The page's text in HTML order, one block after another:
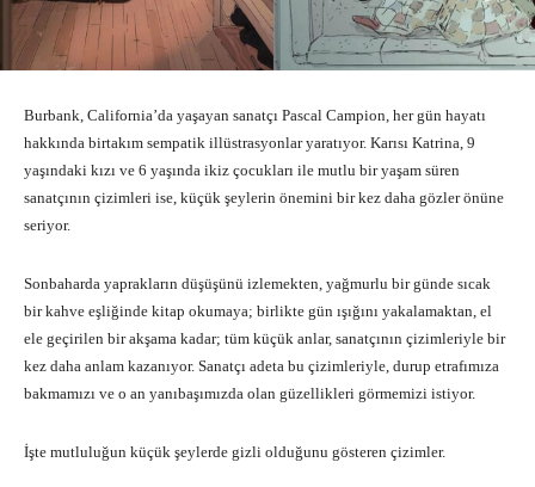
Burbank, California’da yaşayan sanatçı Pascal Campion, her gün hayatı
hakkında birtakım sempatik illüstrasyonlar yaratıyor. Karısı Katrina, 9
yaşındaki kızı ve 6 yaşında ikiz çocukları ile mutlu bir yaşam süren
sanatçının çizimleri ise, küçük şeylerin önemini bir kez daha gözler önüne
seriyor.
Sonbaharda yaprakların düşüşünü izlemekten, yağmurlu bir günde sıcak
bir kahve eşliğinde kitap okumaya; birlikte gün ışığını yakalamaktan, el
ele geçirilen bir akşama kadar; tüm küçük anlar, sanatçının çizimleriyle bir
kez daha anlam kazanıyor. Sanatçı adeta bu çizimleriyle, durup etrafımıza
bakmamızı ve o an yanıbaşımızda olan güzellikleri görmemizi istiyor.
İşte mutluluğun küçük şeylerde gizli olduğunu gösteren çizimler.